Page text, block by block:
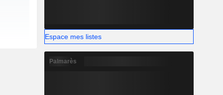
Espace mes listes
Palmarès